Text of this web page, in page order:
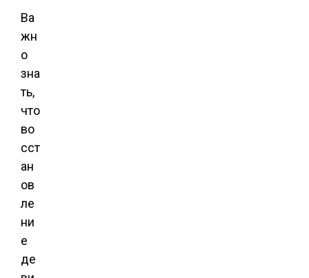
Ва
жн
о
зна
ть,
что
во
сст
ан
ов
ле
ни
е
де